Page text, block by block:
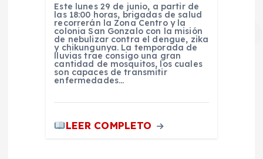
Este lunes 29 de junio, a partir de
las 18:00 horas, brigadas de salud
recorrerán la Zona Centro y la
colonia San Gonzalo con la misión
de nebulizar contra el dengue, zika
y chikungunya. La temporada de
lluvias trae consigo una gran
cantidad de mosquitos, los cuales
son capaces de transmitir
enfermedades…
LEER COMPLETO